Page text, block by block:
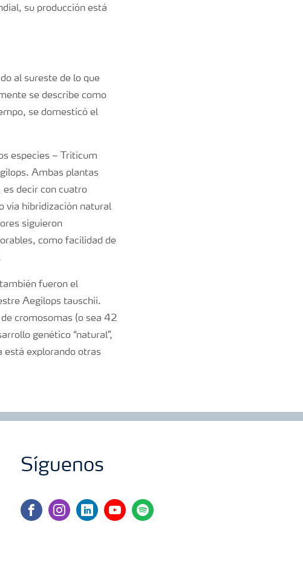
su producción está
al sureste de lo que
se describe como
se domesticó el
especies – Triticum
Ambas plantas
decir con cuatro
via hibridización natural
siguieron
como facilidad de
fueron el
Aegilops tauschii.
cromosomas (o sea 42
genético “natural”,
está explorando otras
Síguenos
facebookinstagramlinkedinyoutubespotify